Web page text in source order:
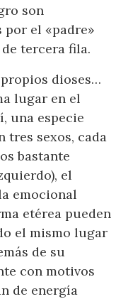
son
el «padre»
tercera fila.
dioses…
lugar en el
una especie
tres sexos, cada
bastante
el
emocional
etérea pueden
el mismo lugar
de su
con motivos
de energía